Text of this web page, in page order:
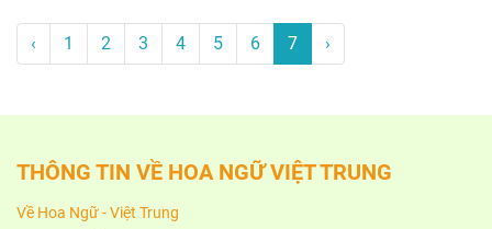
‹ 1 2 3 4 5 6 7 ›
THÔNG TIN VỀ HOA NGỮ VIỆT TRUNG
Về Hoa Ngữ - Việt Trung